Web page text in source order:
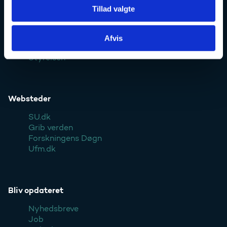
Tillad valgte
Afvis
Kontakt
Styrelsen
Websteder
SU.dk
Grib verden
Forskningens Døgn
Ufm.dk
Bliv opdateret
Nyhedsbreve
Job